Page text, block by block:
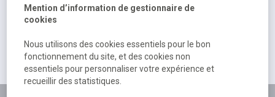
excuser pour la gêne occasionée.
Retour Retour à l'accueil
Mention d’information de gestionnaire de
cookies
Nous utilisons des cookies essentiels pour le bon
fonctionnement du site, et des cookies non
essentiels pour personnaliser votre expérience et
recueillir des statistiques.